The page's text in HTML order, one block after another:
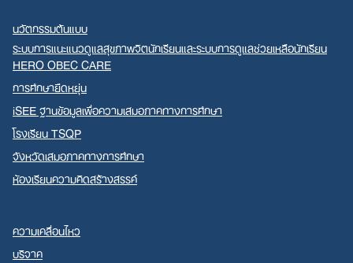
นวัตกรรมต้นแบบ
ระบบการแนะแนวดูแลสุขภาพจิตนักเรียนและระบบการดูแลช่วยเหลือนักเรียน
HERO OBEC CARE
การศึกษายืดหยุ่น
iSEE ฐานข้อมูลเพื่อความเสมอภาคทางการศึกษา
โรงเรียน TSQP
จังหวัดเสมอภาคทางการศึกษา
ห้องเรียนความคิดสร้างสรรค์
ความเคลื่อนไหว
บริจาค